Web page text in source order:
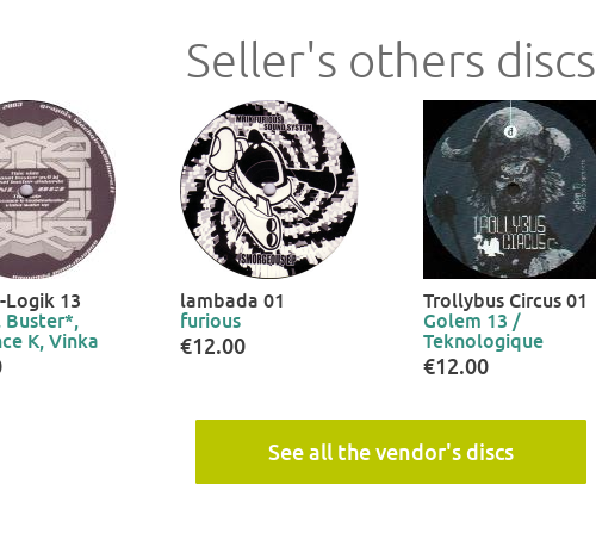
Seller's others discs
Logik 13
Buster*,
K, Vinka
lambada 01
furious
€12.00
Trollybus Circus 01
Golem 13 /
Teknologique
€12.00
See all the vendor's discs